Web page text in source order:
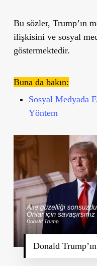
Bu sözler, Trump’ın
ilişkisini ve sosyal
göstermektedir.
Buna da bakın:
Sosyal Medyada
Yöntem
Donald